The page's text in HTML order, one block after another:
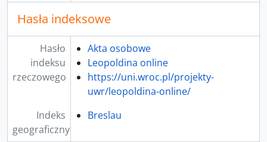
Hasła indeksowe
Hasło
indeksu
rzeczowego
Akta osobowe
Leopoldina online
https://uni.wroc.pl/projekty-
uwr/leopoldina-online/
Indeks
geograficzny
Breslau